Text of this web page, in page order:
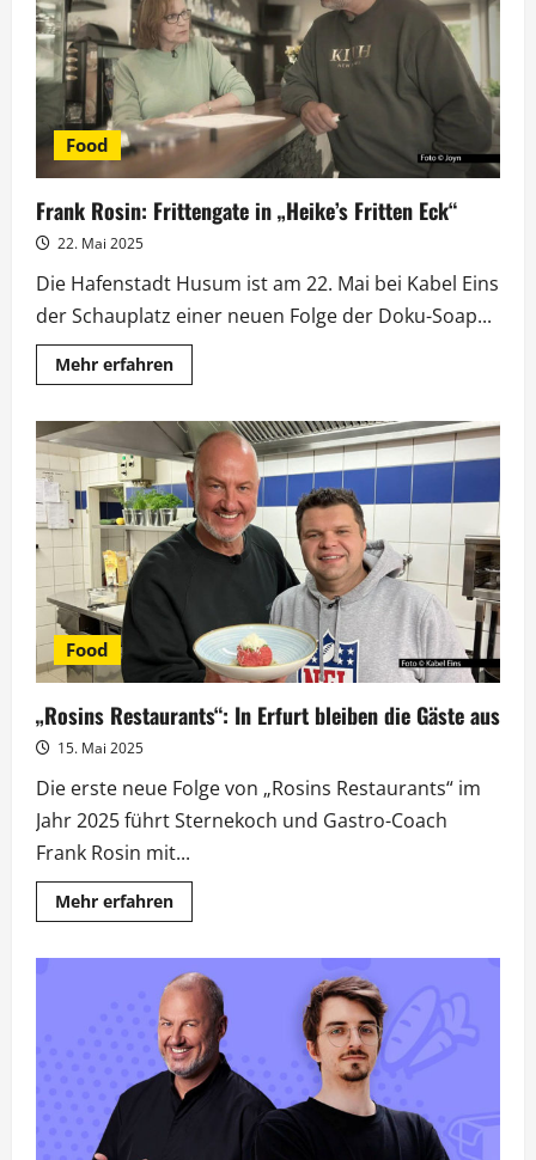
Food
Frank Rosin: Frittengate in „Heike’s Fritten Eck“
22. Mai 2025
Die Hafenstadt Husum ist am 22. Mai bei Kabel Eins
der Schauplatz einer neuen Folge der Doku-Soap...
Mehr erfahrenMehr
Informationen
Rosin:
Frittengate
in
„Heike’s
Fritten
Eck“
Food
„Rosins Restaurants“: In Erfurt bleiben die Gäste aus
15. Mai 2025
Die erste neue Folge von „Rosins Restaurants“ im
Jahr 2025 führt Sternekoch und Gastro-Coach
Frank Rosin mit...
Mehr erfahrenMehr
Informationen
Restaurants“:
In
Erfurt
bleiben
die
Gäste
aus